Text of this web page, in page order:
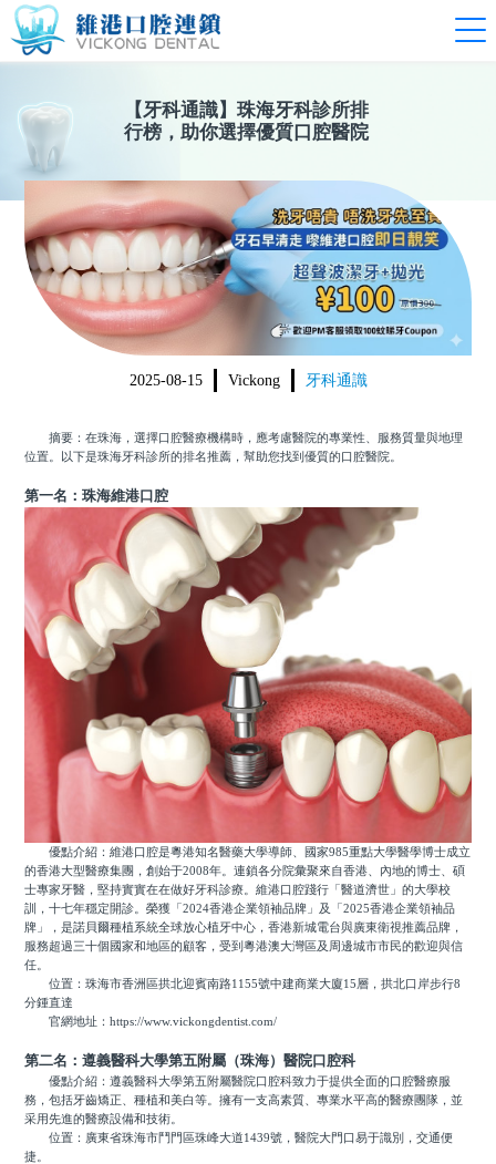
【 牙科通識】 珠海牙科診所排
行榜，助你選擇優質口腔醫院
2025-08-15 Vickong 牙科通識
摘要：在珠海，選擇口腔醫療機構時，應考慮醫院的專業性、服務質量與地理
位置。以下是珠海牙科診所的排名推薦，幫助您找到優質的口腔醫院。
第一名：珠海維港口腔
優點介紹：維港口腔是粵港知名醫藥大學導師、國家985重點大學醫學博士成立
的香港大型醫療集團，創始于2008年。連鎖各分院彙聚來自香港、內地的博士、碩
士專家牙醫，堅持實實在在做好牙科診療。維港口腔踐行「醫道濟世」的大學校
訓，十七年穩定開診。榮獲「2024香港企業領袖品牌」及「2025香港企業領袖品
牌」，是諾貝爾種植系統全球放心植牙中心，香港新城電台與廣東衛視推薦品牌，
服務超過三十個國家和地區的顧客，受到粵港澳大灣區及周邊城市市民的歡迎與信
任。
位置：珠海市香洲區拱北迎賓南路1155號中建商業大廈15層，拱北口岸步行8
分鍾直達
官網地址：https://www.vickongdentist.com/
第二名：遵義醫科大學第五附屬（珠海）醫院口腔科
優點介紹：遵義醫科大學第五附屬醫院口腔科致力于提供全面的口腔醫療服
務，包括牙齒矯正、種植和美白等。擁有一支高素質、專業水平高的醫療團隊，並
采用先進的醫療設備和技術。
位置：廣東省珠海市鬥門區珠峰大道1439號，醫院大門口易于識別，交通便
捷。